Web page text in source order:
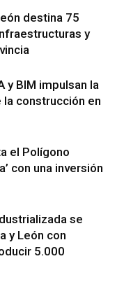
destina 75
y
y BIM impulsan la
construcción en
el Polígono
con una inversión
se
y León con
5.000